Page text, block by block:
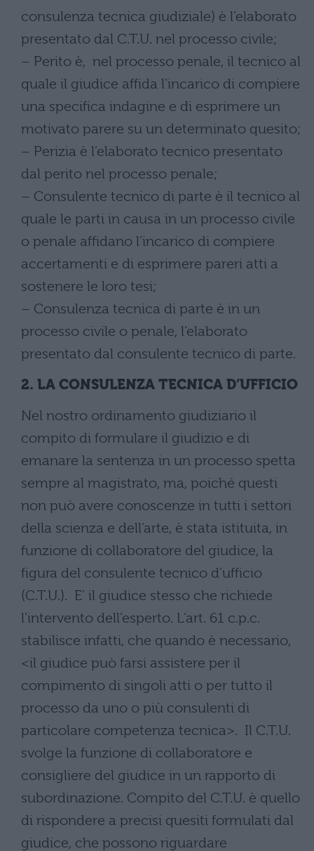
consulenza tecnica giudiziale) è l’elaborato
presentato dal C.T.U. nel processo civile;
– Perito è, nel processo penale, il tecnico al
quale il giudice affida l’incarico di compiere
una specifica indagine e di esprimere un
motivato parere su un determinato quesito;
– Perizia è l’elaborato tecnico presentato
dal perito nel processo penale;
– Consulente tecnico di parte è il tecnico al
quale le parti in causa in un processo civile
o penale affidano l’incarico di compiere
accertamenti e di esprimere pareri atti a
sostenere le loro tesi;
– Consulenza tecnica di parte è in un
processo civile o penale, l’elaborato
presentato dal consulente tecnico di parte.
2. LA CONSULENZA TECNICA D’UFFICIO
Nel nostro ordinamento giudiziario il
compito di formulare il giudizio e di
emanare la sentenza in un processo spetta
sempre al magistrato, ma, poiché questi
non può avere conoscenze in tutti i settori
della scienza e dell’arte, è stata istituita, in
funzione di collaboratore del giudice, la
figura del consulente tecnico d’ufficio
(C.T.U.). E’ il giudice stesso che richiede
l’intervento dell’esperto. L’art. 61 c.p.c.
stabilisce infatti, che quando è necessario,
<il giudice può farsi assistere per il
compimento di singoli atti o per tutto il
processo da uno o più consulenti di
particolare competenza tecnica>. Il C.T.U.
svolge la funzione di collaboratore e
consigliere del giudice in un rapporto di
subordinazione. Compito del C.T.U. è quello
di rispondere a precisi quesiti formulati dal
giudice, che possono riguardare